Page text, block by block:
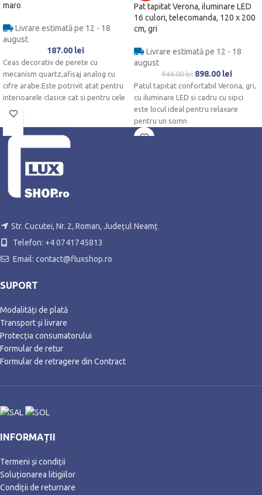
maro
Livrare estimată pe 12 - 18
august
187.00 lei
Ceas decorativ de perete cu
mecanism quartz,afisaj analog cu
cifre arabe.Este potrivit atat pentru
interioarele clasice cat si pentru cele
moderne.Se alimenteaza cu baterie
Pat tapitat Verona, iluminare LED
16 culori, telecomanda, 120 x 200
cm, gri
Livrare estimată pe 12 - 18
august
944.00lei 898.00 lei
Patul tapitat confortabil Verona, gri,
cu iluminare LED si cadru cu sipci
este locul ideal pentru relaxare
pentru un somn
Str. Cucutei, Nr. 2, Roman, Județul Neamț
Telefon: +4 0741745813
Email: contact@fluxshop.ro
SUPORT
Modalități de plată
Transport și livrare
Protecția consumatorului
Formular de retur
Formular de retragere din Contract
INFORMAȚII
Termeni și condiții
Soluționarea litigiilor
Condiții de returnare